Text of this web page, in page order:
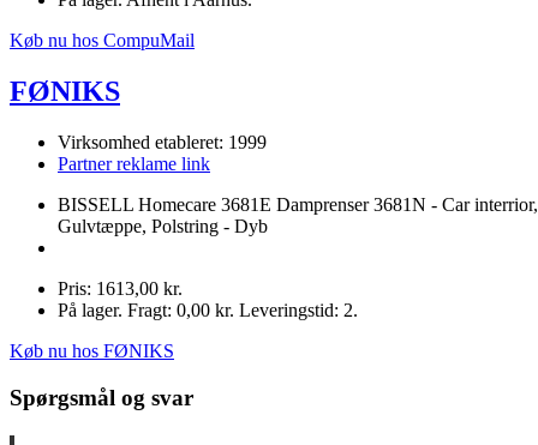
Køb nu hos CompuMail
FØNIKS
Virksomhed etableret: 1999
Partner reklame link
BISSELL Homecare 3681E Damprenser 3681N - Car interrior,
Gulvtæppe, Polstring - Dyb
Pris: 1613,00 kr.
På lager. Fragt: 0,00 kr. Leveringstid: 2.
Køb nu hos FØNIKS
Spørgsmål og svar